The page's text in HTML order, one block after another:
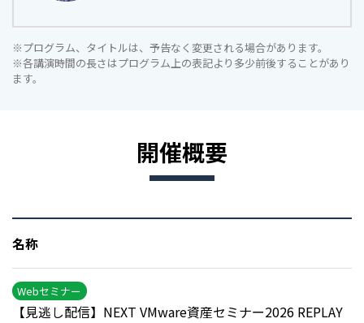
※プログラム、タイトルは、予告なく変更される場合があります。
※各講演時間の長さはプログラム上の表記より多少前後することがあり
ます。
開催概要
名称
Webセミナー
【見逃し配信】NEXT VMware資産セミナー2026 REPLAY